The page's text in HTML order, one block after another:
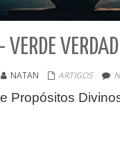
NATAN ARTIGOS
Propósitos